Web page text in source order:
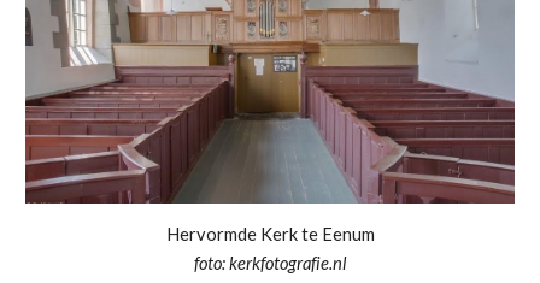
Hervormde Kerk te Eenum
foto: kerkfotografie.nl